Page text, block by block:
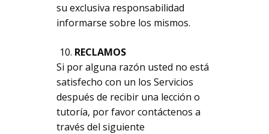
su exclusiva responsabilidad
informarse sobre los mismos.
RECLAMOS
Si por alguna razón usted no está
satisfecho con un los Servicios
después de recibir una lección o
tutoría, por favor contáctenos a
través del siguiente